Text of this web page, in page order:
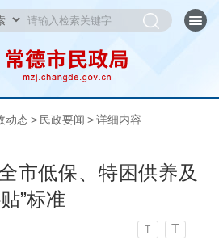
动态 > 民政要闻 > 详细内容
市低保、特困供养及
”标准
T T